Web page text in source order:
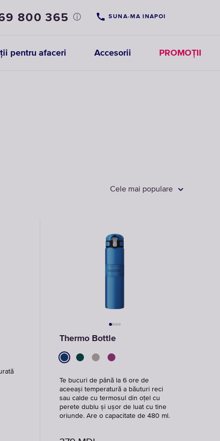
800 365 SUNA-MA INAPOI
PENTRU ROBINET
potabilă
ALEGE STICLE
CARTUȘELE
filtrare
pentru
robinet
CARTUȘELE
pentru afaceri Accesorii PROMOȚII
Cele mai populare
Thermo Bottle
Te bucuri de până la 6 ore de
aceeași temperatură a băuturi reci
sau calde cu termosul din oțel cu
perete dublu și ușor de luat cu tine
oriunde. Are o capacitate de 480 ml.